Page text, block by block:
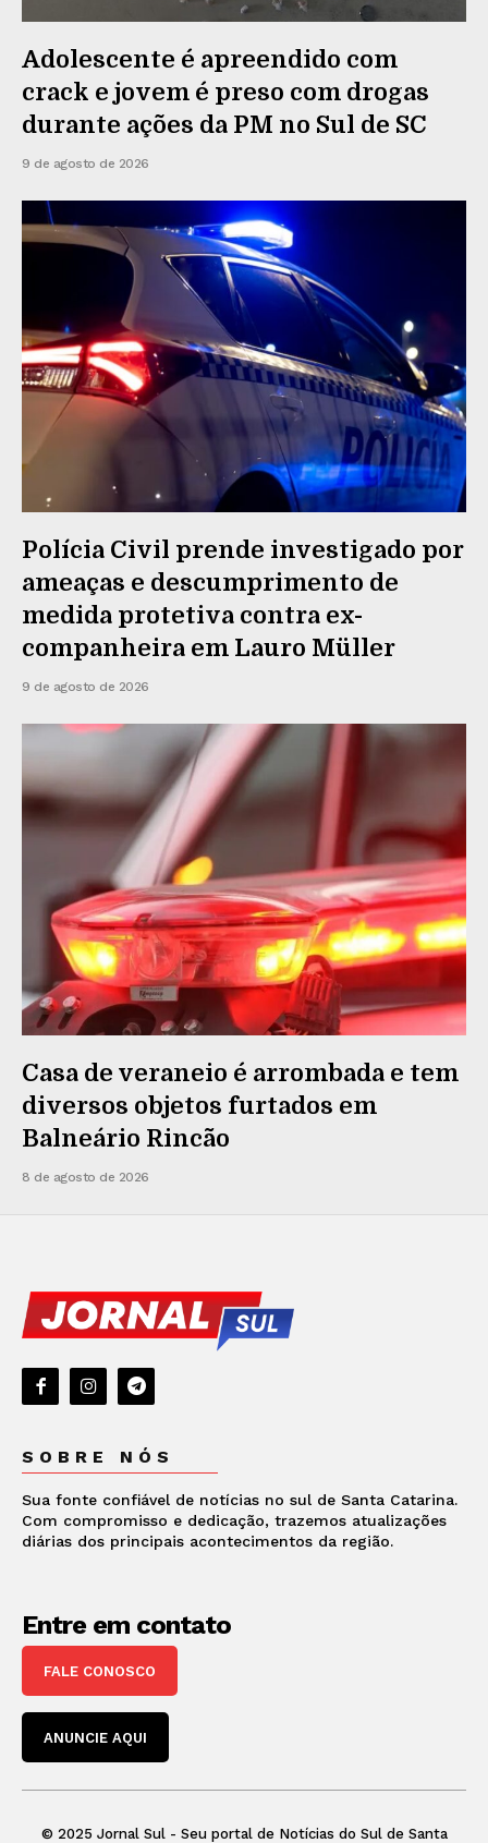
Adolescente é apreendido com
crack e jovem é preso com drogas
durante ações da PM no Sul de SC
9 de agosto de 2026
Polícia Civil prende investigado por
ameaças e descumprimento de
medida protetiva contra ex-
companheira em Lauro Müller
9 de agosto de 2026
Casa de veraneio é arrombada e tem
diversos objetos furtados em
Balneário Rincão
8 de agosto de 2026
SOBRE NÓS
Sua fonte confiável de notícias no sul de Santa Catarina.
Com compromisso e dedicação, trazemos atualizações
diárias dos principais acontecimentos da região.
Entre em contato
FALE CONOSCO
ANUNCIE AQUI
© 2025 Jornal Sul - Seu portal de Notícias do Sul de Santa